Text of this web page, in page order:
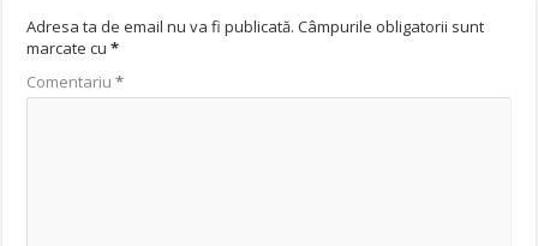
Adresa ta de email nu va fi publicată. Câmpurile obligatorii sunt
marcate cu*
Comentariu*